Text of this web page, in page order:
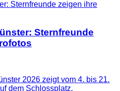
Sternfreunde